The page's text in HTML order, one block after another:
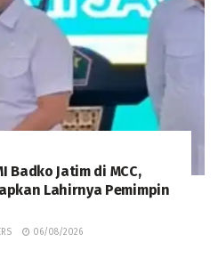
Badko Jatim di MCC,
Lahirnya Pemimpin
06/08/2026